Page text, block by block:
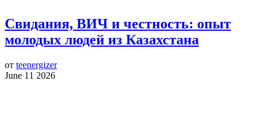
Свидания, ВИЧ и честность: опыт
молодых людей из Казахстана
от teenergizer
June 11 2026